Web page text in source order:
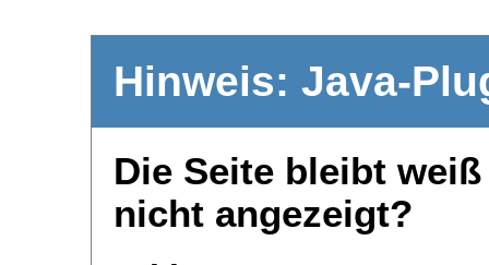
Hinweis: Java-
Die Seite bleibt
nicht angezeigt?